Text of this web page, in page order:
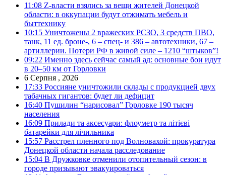
11:08 Z-власти взялись за вещи жителей Донецкой
области: в оккупации будут отжимать мебель и
быттехнику
10:15 Уничтожены 2 вражеских РСЗО, 3 средств ПВО,
танк, 11 ед. броне-, 6 – спец- и 386 – автотехники, 67 –
артиллерии. Потери РФ в живой силе – 1210 “штыков”!
09:22 Именно здесь сейчас самый ад: основные бои идут
в 20–50 км от Горловки
6 Серпня , 2026
17:33 Россияне уничтожили склады с продукцией двух
табачных гигантов: будет ли дефицит
16:40 Пушилин “нарисовал” Горловке 190 тысяч
населения
16:09 Прилади та аксесуари: флоуметр та літієві
батарейки для лічильника
15:57 Расстрел пленного под Волновахой: прокуратура
Донецкой области начала расследование
15:04 В Дружковке отменили отопительный сезон: в
городе призывают эвакуироваться